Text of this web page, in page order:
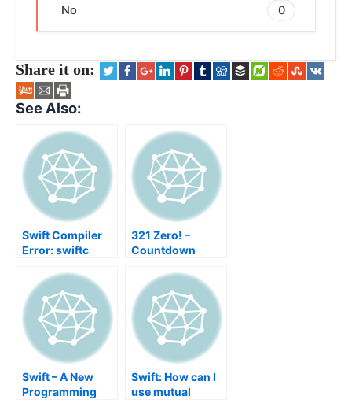
No 0
Share it on:
See Also:
Swift Compiler
Error: swiftc
code 11
321 Zero! –
Countdown
Swift – A New
Programming
Swift: How can I
use mutual